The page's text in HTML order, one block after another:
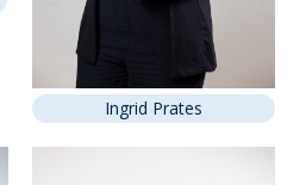
Ingrid Prates